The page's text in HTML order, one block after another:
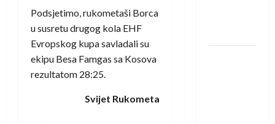
Podsjetimo, rukometaši Borca
u susretu drugog kola EHF
Evropskog kupa savladali su
ekipu Besa Famgas sa Kosova
rezultatom 28:25.
Svijet Rukometa